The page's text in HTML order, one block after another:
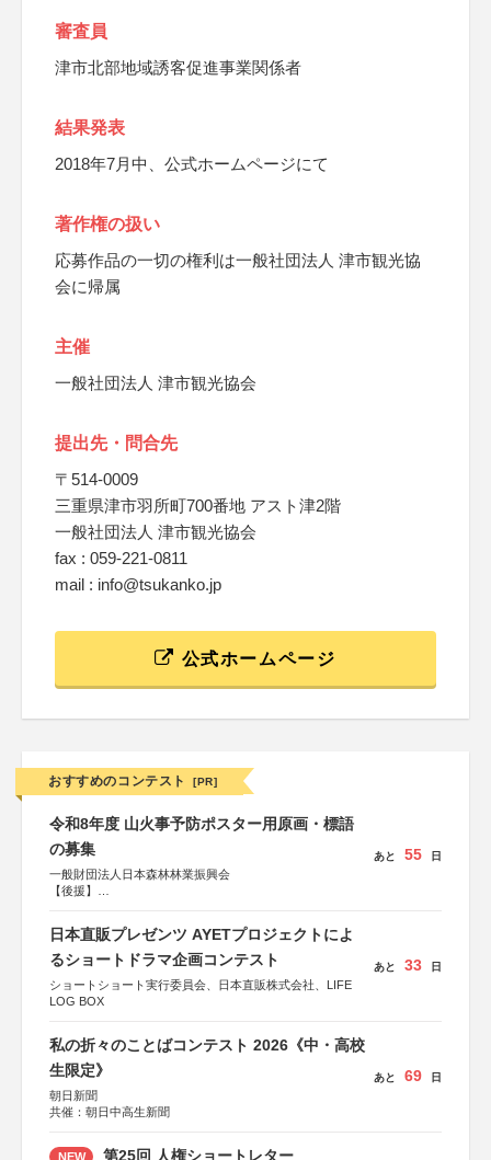
審査員
津市北部地域誘客促進事業関係者
結果発表
2018年7月中、公式ホームページにて
著作権の扱い
応募作品の一切の権利は一般社団法人 津市観光協
会に帰属
主催
一般社団法人 津市観光協会
提出先・問合先
〒514-0009
三重県津市羽所町700番地 アスト津2階
一般社団法人 津市観光協会
fax : 059-221-0811
mail : info@tsukanko.jp
公式ホームページ
おすすめのコンテスト [PR]
令和8年度 山火事予防ポスター用原画・標語
の募集
一般財団法人日本森林林業振興会
【後援】
会、森林火災対策協会
あと 55 日
日本直販プレゼンツ AYETプロジェクトによ
るショートドラマ企画コンテスト
ショートショート実行委員会、日本直販株式会社、LIFE
LOG BOX
あと 33 日
私の折々のことばコンテスト 2026《中・高校
生限定》
朝日新聞
共催：朝日中高生新聞
あと 69 日
NEW 第25回 人権ショートレター